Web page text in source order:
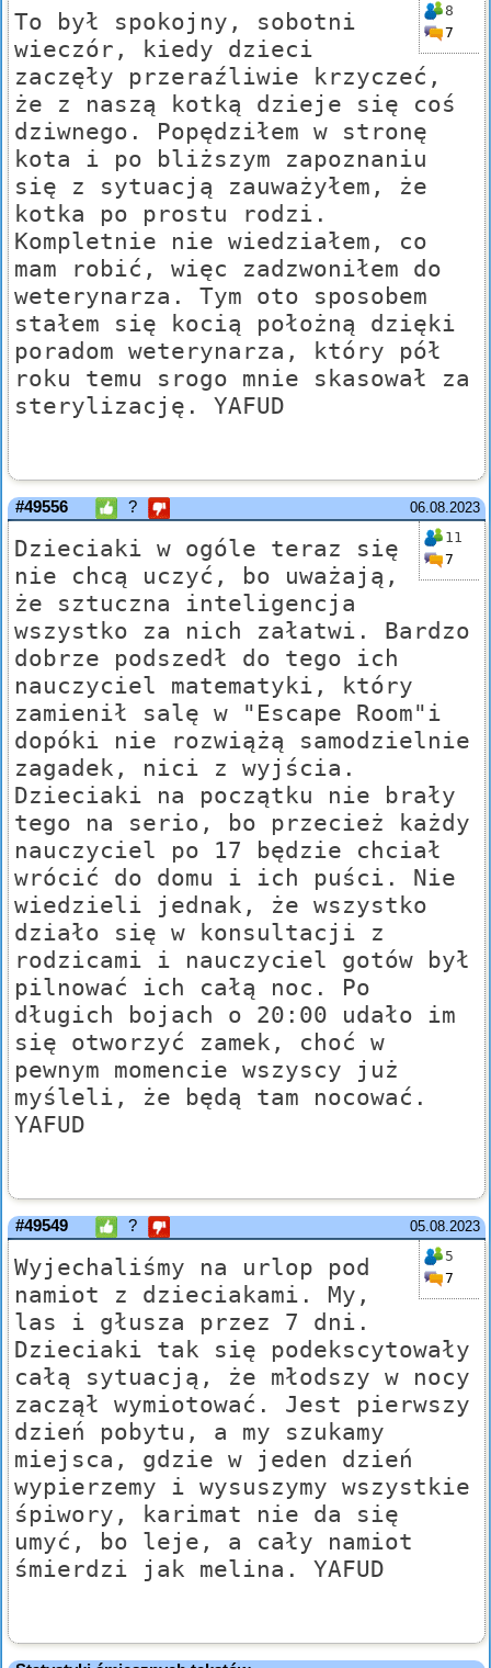
8
7
To był spokojny, sobotni
wieczór, kiedy dzieci
zaczęły przeraźliwie krzyczeć,
że z naszą kotką dzieje się coś
dziwnego. Popędziłem w stronę
kota i po bliższym zapoznaniu
się z sytuacją zauważyłem, że
kotka po prostu rodzi.
Kompletnie nie wiedziałem, co
mam robić, więc zadzwoniłem do
weterynarza. Tym oto sposobem
stałem się kocią położną dzięki
poradom weterynarza, który pół
roku temu srogo mnie skasował za
sterylizację. YAFUD
06.08.2023
#49556 ?
11
7
Dzieciaki w ogóle teraz się
nie chcą uczyć, bo uważają,
że sztuczna inteligencja
wszystko za nich załatwi. Bardzo
dobrze podszedł do tego ich
nauczyciel matematyki, który
zamienił salę w "Escape Room"i
dopóki nie rozwiążą samodzielnie
zagadek, nici z wyjścia.
Dzieciaki na początku nie brały
tego na serio, bo przecież każdy
nauczyciel po 17 będzie chciał
wrócić do domu i ich puści. Nie
wiedzieli jednak, że wszystko
działo się w konsultacji z
rodzicami i nauczyciel gotów był
pilnować ich całą noc. Po
długich bojach o 20:00 udało im
się otworzyć zamek, choć w
pewnym momencie wszyscy już
myśleli, że będą tam nocować.
YAFUD
05.08.2023
#49549 ?
5
7
Wyjechaliśmy na urlop pod
namiot z dzieciakami. My,
las i głusza przez 7 dni.
Dzieciaki tak się podekscytowały
całą sytuacją, że młodszy w nocy
zaczął wymiotować. Jest pierwszy
dzień pobytu, a my szukamy
miejsca, gdzie w jeden dzień
wypierzemy i wysuszymy wszystkie
śpiwory, karimat nie da się
umyć, bo leje, a cały namiot
śmierdzi jak melina. YAFUD